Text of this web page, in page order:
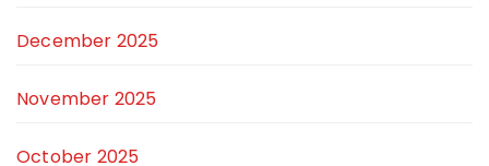
December 2025
November 2025
October 2025